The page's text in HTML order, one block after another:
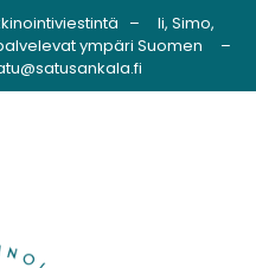
– Ii, Simo,
ympäri Suomen –